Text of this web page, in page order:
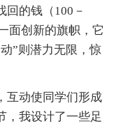
回的钱（100－
面创新的旗帜，它
”则潜力无限，惊
互动使同学们形成
，我设计了一些足